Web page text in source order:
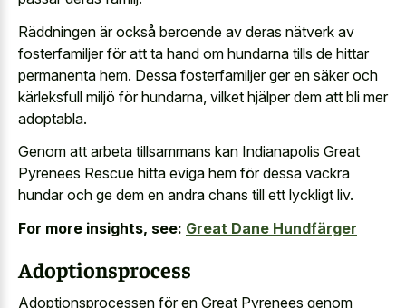
Räddningen är också beroende av deras nätverk av
fosterfamiljer för att ta hand om hundarna tills de hittar
permanenta hem. Dessa fosterfamiljer ger en säker och
kärleksfull miljö för hundarna, vilket hjälper dem att bli mer
adoptabla.
Genom att arbeta tillsammans kan Indianapolis Great
Pyrenees Rescue hitta eviga hem för dessa vackra
hundar och ge dem en andra chans till ett lyckligt liv.
For more insights, see: Great Dane Hundfärger
Adoptionsprocess
Adoptionsprocessen för en Great Pyrenees genom